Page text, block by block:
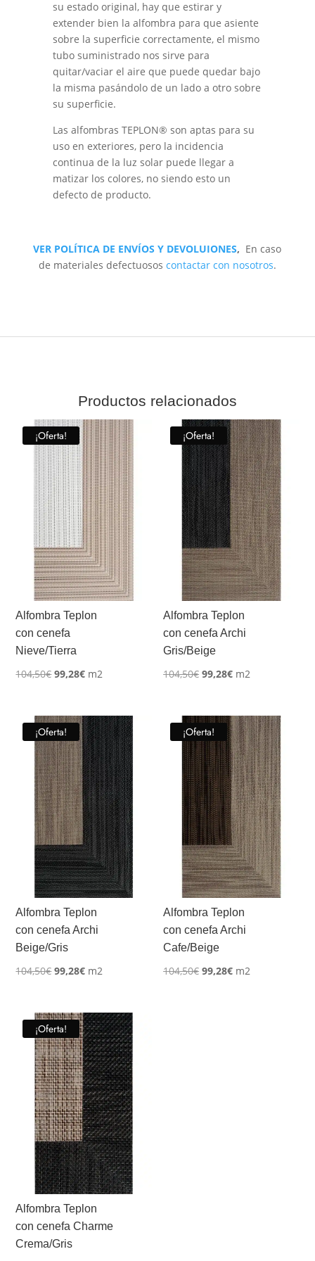
su estado original, hay que estirar y
extender bien la alfombra para que asiente
sobre la superficie correctamente, el mismo
tubo suministrado nos sirve para
quitar/vaciar el aire que puede quedar bajo
la misma pasándolo de un lado a otro sobre
su superficie.
Las alfombras TEPLON® son aptas para su
uso en exteriores, pero la incidencia
continua de la luz solar puede llegar a
matizar los colores, no siendo esto un
defecto de producto.
VER POLÍTICA DE ENVÍOS Y DEVOLUIONES, En caso
de materiales defectuosos contactar con nosotros.
Productos relacionados
¡Oferta!
Alfombra Teplon
con cenefa
Nieve/Tierra
104,50€El
era:
104,50€.
99,28€El
es:
99,28€.
m2
¡Oferta!
Alfombra Teplon
con cenefa Archi
Gris/Beige
104,50€ El
era:
104,50€.
99,28€El
es:
99,28€.
m2
¡Oferta!
Alfombra Teplon
con cenefa Archi
Beige/Gris
104,50€El
era:
104,50€.
99,28€El
es:
99,28€.
m2
¡Oferta!
Alfombra Teplon
con cenefa Archi
Cafe/Beige
104,50€ El
99,28€Elm2
¡Oferta!
Alfombra Teplon
con cenefa Charme
Crema/Gris